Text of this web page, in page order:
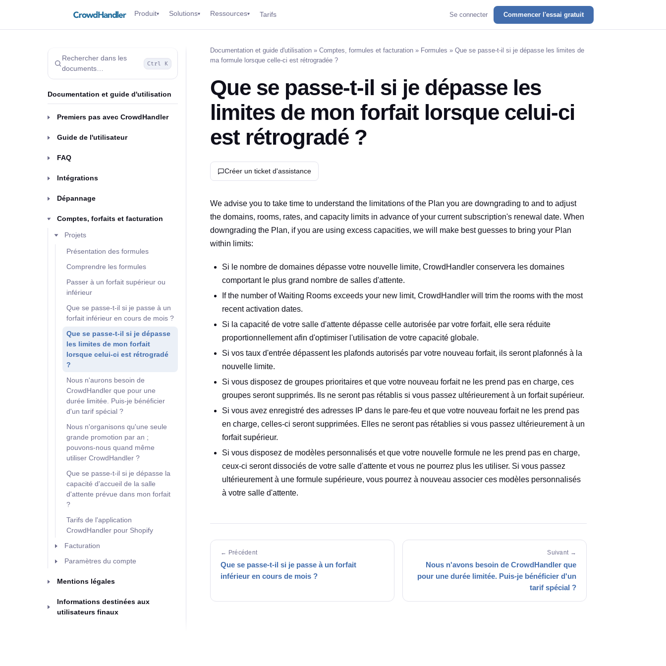
Produit▾ Solutions▾ Ressources▾ Tarifs Se connecter Commencer l'essai gratuit
Rechercher dans les
documents…
Ctrl K
Documentation et guide d'utilisation
Premiers pas avec CrowdHandler
Guide de l'utilisateur
FAQ
Intégrations
Dépannage
Comptes, forfaits et facturation
Projets
Présentation des formules
Comprendre les formules
Passer à un forfait supérieur ou
inférieur
Que se passe-t-il si je passe à un
forfait inférieur en cours de mois ?
Que se passe-t-il si je dépasse
les limites de mon forfait
lorsque celui-ci est rétrogradé
?
Nous n'aurons besoin de
CrowdHandler que pour une
durée limitée. Puis-je bénéficier
d'un tarif spécial ?
Nous n'organisons qu'une seule
grande promotion par an ;
pouvons-nous quand même
utiliser CrowdHandler ?
Que se passe-t-il si je dépasse la
capacité d'accueil de la salle
d'attente prévue dans mon forfait
?
Tarifs de l'application
CrowdHandler pour Shopify
Facturation
Paramètres du compte
Mentions légales
Informations destinées aux
utilisateurs finaux
Documentation et guide d'utilisation » Comptes, formules et facturation » Formules » Que se passe-t-il si je dépasse les limites de
ma formule lorsque celle-ci est rétrogradée ?
Que se passe-t-il si je dépasse les
limites de mon forfait lorsque celui-ci
est rétrogradé ?
Créer un ticket d'assistance
We advise you to take time to understand the limitations of the Plan you are downgrading to and to adjust
the domains, rooms, rates, and capacity limits in advance of your current subscription's renewal date. When
downgrading the Plan, if you are using excess capacities, we will make best guesses to bring your Plan
within limits:
Si le nombre de domaines dépasse votre nouvelle limite, CrowdHandler conservera les domaines
comportant le plus grand nombre de salles d'attente.
If the number of Waiting Rooms exceeds your new limit, CrowdHandler will trim the rooms with the most
recent activation dates.
Si la capacité de votre salle d'attente dépasse celle autorisée par votre forfait, elle sera réduite
proportionnellement afin d'optimiser l'utilisation de votre capacité globale.
Si vos taux d'entrée dépassent les plafonds autorisés par votre nouveau forfait, ils seront plafonnés à la
nouvelle limite.
Si vous disposez de groupes prioritaires et que votre nouveau forfait ne les prend pas en charge, ces
groupes seront supprimés. Ils ne seront pas rétablis si vous passez ultérieurement à un forfait supérieur.
Si vous avez enregistré des adresses IP dans le pare-feu et que votre nouveau forfait ne les prend pas
en charge, celles-ci seront supprimées. Elles ne seront pas rétablies si vous passez ultérieurement à un
forfait supérieur.
Si vous disposez de modèles personnalisés et que votre nouvelle formule ne les prend pas en charge,
ceux-ci seront dissociés de votre salle d'attente et vous ne pourrez plus les utiliser. Si vous passez
ultérieurement à une formule supérieure, vous pourrez à nouveau associer ces modèles personnalisés
à votre salle d'attente.
← Précédent
Que se passe-t-il si je passe à un forfait
inférieur en cours de mois ?
Suivant →
Nous n'avons besoin de CrowdHandler que
pour une durée limitée. Puis-je bénéficier d'un
tarif spécial ?